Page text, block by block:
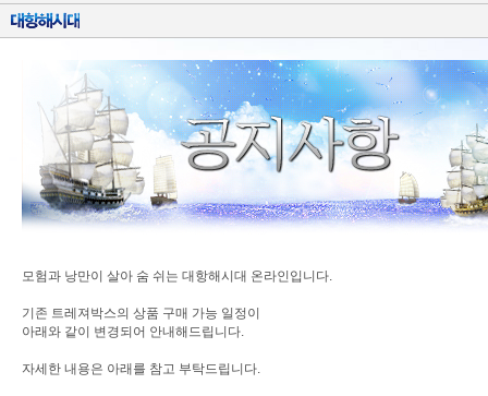
모험과 낭만이 살아 숨 쉬는 대항해시대 온라인입니다.
기존 트레져박스의 상품 구매 가능 일정이
아래와 같이 변경되어 안내해드립니다.
자세한 내용은 아래를 참고 부탁드립니다.